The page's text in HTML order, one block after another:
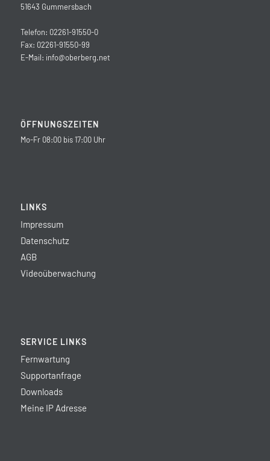
51643 Gummersbach
Telefon: 02261-91550-0
Fax: 02261-91550-99
E-Mail: info@oberberg.net
ÖFFNUNGSZEITEN
Mo-Fr 08:00 bis 17:00 Uhr
LINKS
Impressum
Datenschutz
AGB
Videoüberwachung
SERVICE LINKS
Fernwartung
Supportanfrage
Downloads
Meine IP Adresse